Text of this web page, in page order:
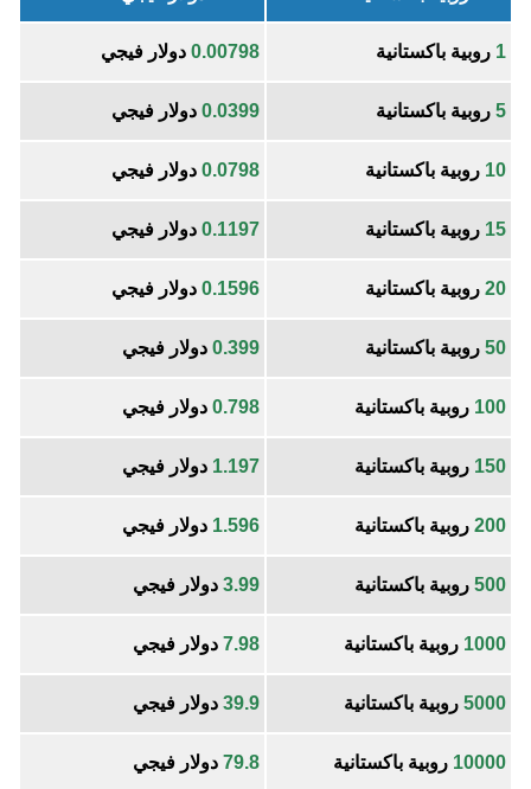
1 روبية باكستانية 0.00798 دولار فيجي
5 روبية باكستانية 0.0399 دولار فيجي
10 روبية باكستانية 0.0798 دولار فيجي
15 روبية باكستانية 0.1197 دولار فيجي
20 روبية باكستانية 0.1596 دولار فيجي
50 روبية باكستانية 0.399 دولار فيجي
100 روبية باكستانية 0.798 دولار فيجي
150 روبية باكستانية 1.197 دولار فيجي
200 روبية باكستانية 1.596 دولار فيجي
500 روبية باكستانية 3.99 دولار فيجي
1000 روبية باكستانية 7.98 دولار فيجي
5000 روبية باكستانية 39.9 دولار فيجي
10000 روبية باكستانية 79.8 دولار فيجي